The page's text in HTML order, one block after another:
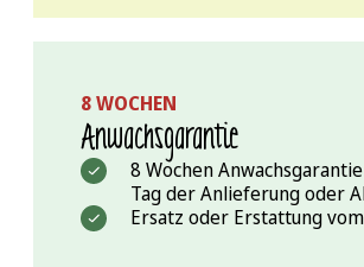
8 WOCHEN
Anwachs­garantie
8 Wochen
Tag der Anlieferung oder
Ersatz oder Erstattung